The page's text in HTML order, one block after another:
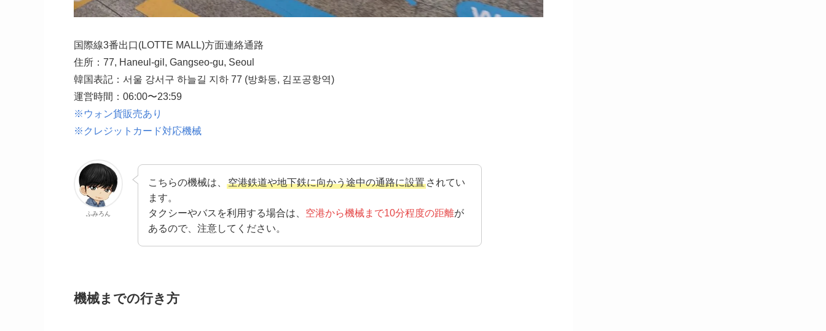
国際線3番出口(LOTTE MALL)方面連絡通路
住所：77, Haneul-gil, Gangseo-gu, Seoul
韓国表記：서울 강서구 하늘길 지하 77 (방화동, 김포공항역)
運営時間：06:00〜23:59
※ウォン貨販売あり
※クレジットカード対応機械
ふみろん
こちらの機械は、 空港鉄道や地下鉄に向かう途中の通路に設置 されてい
ます。
タクシーやバスを利用する場合は、 空港から機械まで10分程度の距離が
あるので、注意してください。
機械までの行き方